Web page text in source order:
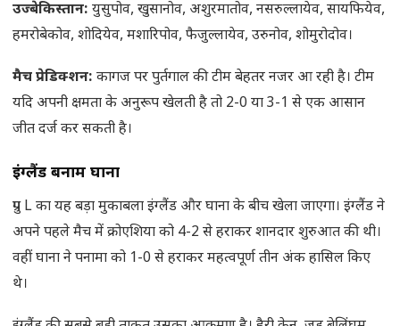
उज्बेकिस्तान: युसुपोव, खुसानोव, अशुरमातोव, नसरुल्लायेव, सायफियेव,
हमरोबेकोव, शोदियेव, मशारिपोव, फैजुल्लायेव, उरुनोव, शोमुरोदोव।
मैच प्रेडिक्शन: कागज पर पुर्तगाल की टीम बेहतर नजर आ रही है। टीम
यदि अपनी क्षमता के अनुरूप खेलती है तो 2-0 या 3-1 से एक आसान
जीत दर्ज कर सकती है।
इंग्लैंड बनाम घाना
ग्रुप L का यह बड़ा मुकाबला इंग्लैंड और घाना के बीच खेला जाएगा। इंग्लैंड ने
अपने पहले मैच में क्रोएशिया को 4-2 से हराकर शानदार शुरुआत की थी।
वहीं घाना ने पनामा को 1-0 से हराकर महत्वपूर्ण तीन अंक हासिल किए
थे।